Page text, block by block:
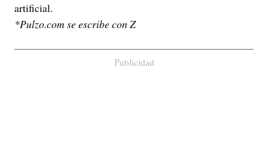
artificial.
*Pulzo.com se escribe con Z
Publicidad